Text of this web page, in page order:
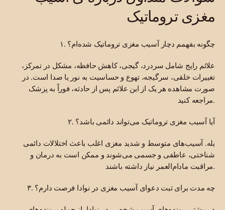
مغزی تروماتیک
۱. چگونه بفهمم دچار آسیب مغزی تروماتیک شده‌ام؟
علائم رایج شامل سردرد، گیجی، کاهش حافظه، مشکل در تمرکز،
تغییرات خلقی، سرگیجه، تهوع و حساسیت به نور یا صدا است. در
صورت مشاهده هر یک از این علائم پس از حادثه، فوراً به پزشک
مراجعه کنید.
۲. آیا آسیب مغزی تروماتیک می‌تواند دائمی باشد؟
بله. آسیب‌های متوسط و شدید مغزی اغلب باعث اختلالات دائمی
شناختی، عاطفی و جسمی می‌شوند و ممکن است به درمان و
مراقبت مادام‌العمر نیاز داشته باشند.
۳. چه مدت برای ثبت دعوای آسیب مغزی در نوادا فرصت دارم؟